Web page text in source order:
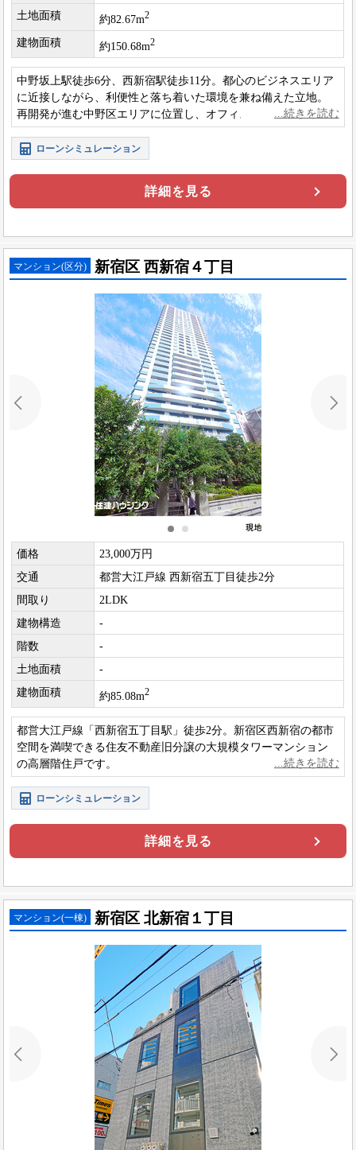
土地面積
約82.67m2
建物面積 約150.68m2
中野坂上駅徒歩6分、西新宿駅徒歩11分。都心のビジネスエリア
に近接しながら、利便性と落ち着いた環境を兼ね備えた立地。
再開発が進む中野区エリアに位置し、オフィスや事業拠点とし
ても将来性が期待できる魅力ある物件です。
ローンシミュレーション
詳細を見る
マンション(区分) 新宿区 西新宿４丁目
価格
23,000万円
交通
都営大江戸線 西新宿五丁目徒歩2分
間取り
2LDK
建物構造
-
階数
-
土地面積
-
建物面積
約85.08m2
都営大江戸線「西新宿五丁目駅」徒歩2分。新宿区西新宿の都市
空間を満喫できる住友不動産旧分譲の大規模タワーマンション
の高層階住戸です。
ローンシミュレーション
詳細を見る
マンション(一棟) 新宿区 北新宿１丁目